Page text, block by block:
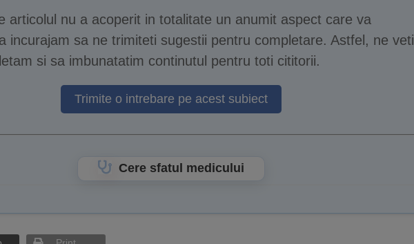
articolul nu a acoperit in totalitate un anumit aspect care va
incurajam sa ne trimiteti sugestii pentru completare. Astfel, ne veti
si sa imbunatatim continutul pentru toti cititorii.
Trimite o intrebare pe acest subiect
Cere sfatul medicului